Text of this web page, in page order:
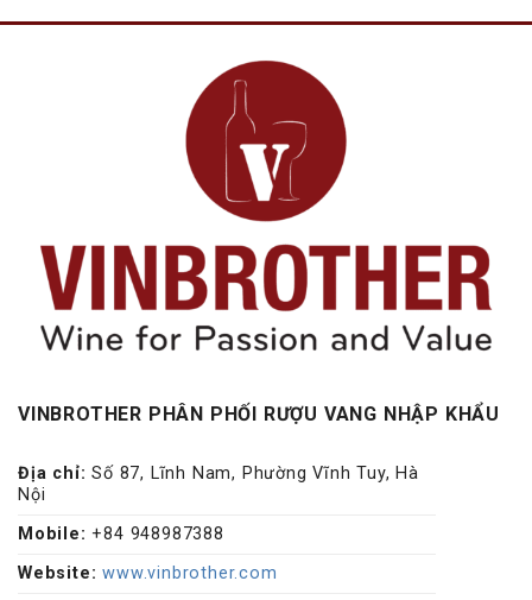
VINBROTHER PHÂN PHỐI RƯỢU VANG NHẬP KHẨU
Địa chỉ: Số 87, Lĩnh Nam, Phường Vĩnh Tuy, Hà
Nội
Mobile: +84 948987388
Website: www.vinbrother.com